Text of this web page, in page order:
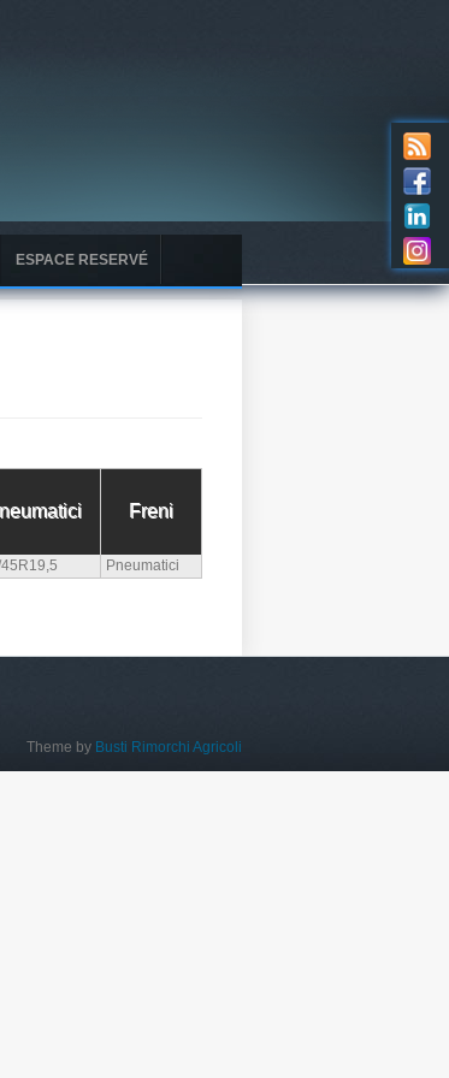
ESPACE RESERVÉ
Freni
Pneumatici
Theme by Busti Rimorchi Agricoli